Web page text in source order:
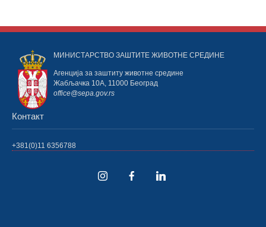
МИНИСТАРСТВО ЗАШТИТЕ ЖИВОТНЕ СРЕДИНЕ
Агенција за заштиту животне средине
Жабљачка 10А, 11000 Београд
office@sepa.gov.rs
Контакт
+381(0)11 6356788